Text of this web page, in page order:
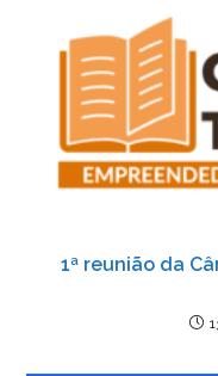
1ª reunião da